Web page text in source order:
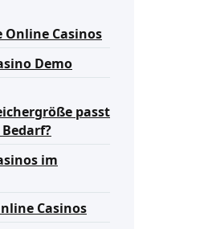
Online Casinos
Demo
passt
im
Casinos